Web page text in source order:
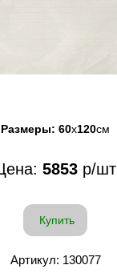
Размеры: 60x120см
5853 р/шт
Купить
Артикул: 130077